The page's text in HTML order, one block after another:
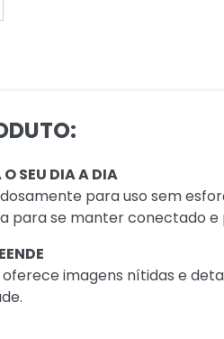
SEU DIA A DIA
para uso sem
para se manter conectado e
oferece imagens nítidas e